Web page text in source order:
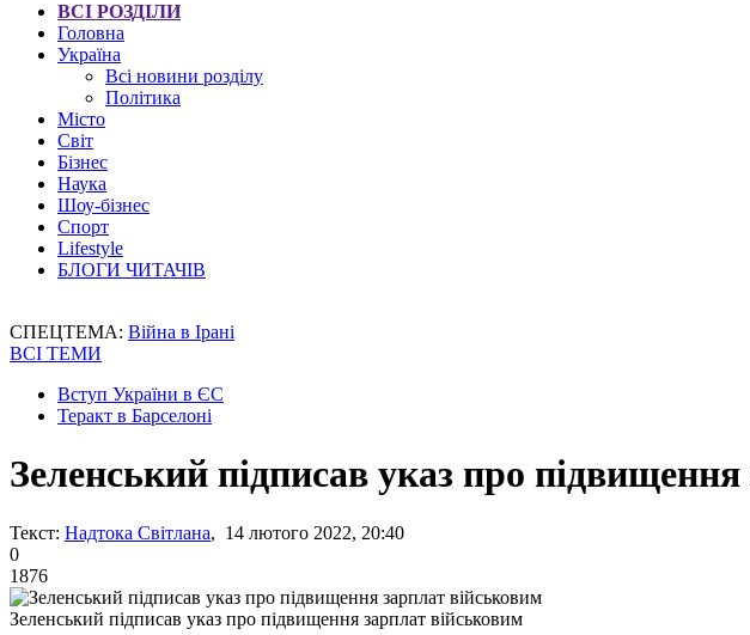
ВСІ РОЗДІЛИ
Головна
Україна
Всі новини розділу
Політика
Місто
Світ
Бізнес
Наука
Шоу-бізнес
Спорт
Lifestyle
БЛОГИ ЧИТАЧІВ
СПЕЦТЕМА: Війна в Ірані
ВСІ ТЕМИ
Вступ України в ЄС
Теракт в Барселоні
Зеленський підписав указ про
Текст: Надтока Світлана, 14 лютого 2022, 20:40
0
1876
Зеленський підписав указ про підвищення зарплат військовим